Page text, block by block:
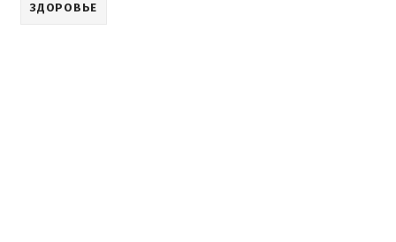
ЗДОРОВЬЕ